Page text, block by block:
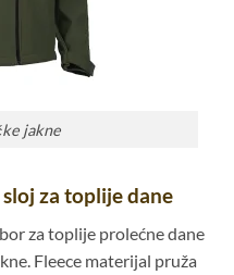
jakne
za toplije dane
za toplije prolećne dane
Fleece materijal pruža